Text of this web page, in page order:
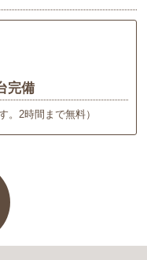
完備
。2時間まで無料）